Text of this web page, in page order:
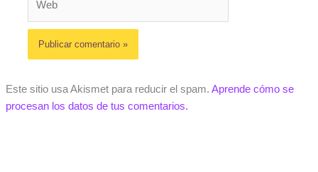
Este sitio usa Akismet para reducir el spam. Aprende cómo se
procesan los datos de tus comentarios.